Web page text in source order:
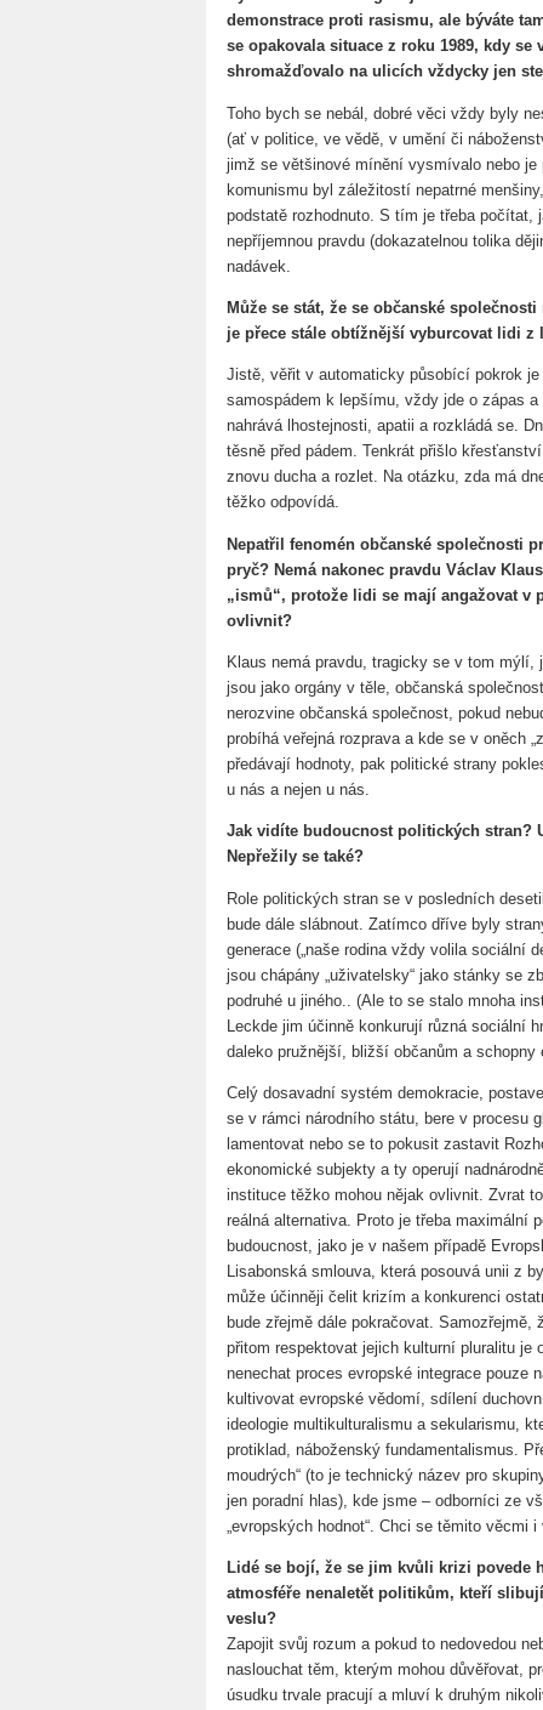
demonstrace proti rasismu, ale býváte
se opakovala situace z roku 1989, kdy
shromažďovalo na ulicích vždycky jen
Toho bych se nebál, dobré věci vždy byly
(ať v politice, ve vědě, v umění či
jimž se většinové mínění vysmívalo nebo je
komunismu byl záležitostí nepatrné
podstatě rozhodnuto. S tím je třeba
nepříjemnou pravdu (dokazatelnou tolika
nadávek.
Může se stát, že se občanské
je přece stále obtížnější vyburcovat lidi z
Jistě, věřit v automaticky působící pokrok
samospádem k lepšímu, vždy jde o zápas
nahrává lhostejnosti, apatii a rozkládá se.
těsně před pádem. Tenkrát přišlo
znovu ducha a rozlet. Na otázku, zda má
těžko odpovídá.
Nepatřil fenomén občanské společnosti
pryč? Nemá nakonec pravdu Václav
„ismů“, protože lidi se mají angažovat v
ovlivnit?
Klaus nemá pravdu, tragicky se v tom
jsou jako orgány v těle, občanská
nerozvine občanská společnost, pokud
probíhá veřejná rozprava a kde se v oněch
předávají hodnoty, pak politické strany
u nás a nejen u nás.
Jak vidíte budoucnost politických stran?
Nepřežily se také?
Role politických stran se v posledních
bude dále slábnout. Zatímco dříve byly
generace („naše rodina vždy volila sociální
jsou chápány „uživatelsky“ jako stánky se
podruhé u jiného.. (Ale to se stalo mnoha
Leckde jim účinně konkurují různá sociální
daleko pružnější, bližší občanům a
Celý dosavadní systém demokracie,
se v rámci národního státu, bere v procesu
lamentovat nebo se to pokusit zastavit
ekonomické subjekty a ty operují
instituce těžko mohou nějak ovlivnit. Zvrat
reálná alternativa. Proto je třeba maximální
budoucnost, jako je v našem případě
Lisabonská smlouva, která posouvá unii z
může účinněji čelit krizím a konkurenci
bude zřejmě dále pokračovat.
přitom respektovat jejich kulturní pluralitu je
nenechat proces evropské integrace pouze
kultivovat evropské vědomí, sdílení
ideologie multikulturalismu a sekularismu,
protiklad, náboženský fundamentalismus.
moudrých“ (to je technický název pro
jen poradní hlas), kde jsme – odborníci ze
„evropských hodnot“. Chci se těmito
Lidé se bojí, že se jim kvůli krizi povede
atmosféře nenaletět politikům, kteří
veslu?
Zapojit svůj rozum a pokud to nedovedou
naslouchat těm, kterým mohou důvěřovat,
úsudku trvale pracují a mluví k druhým